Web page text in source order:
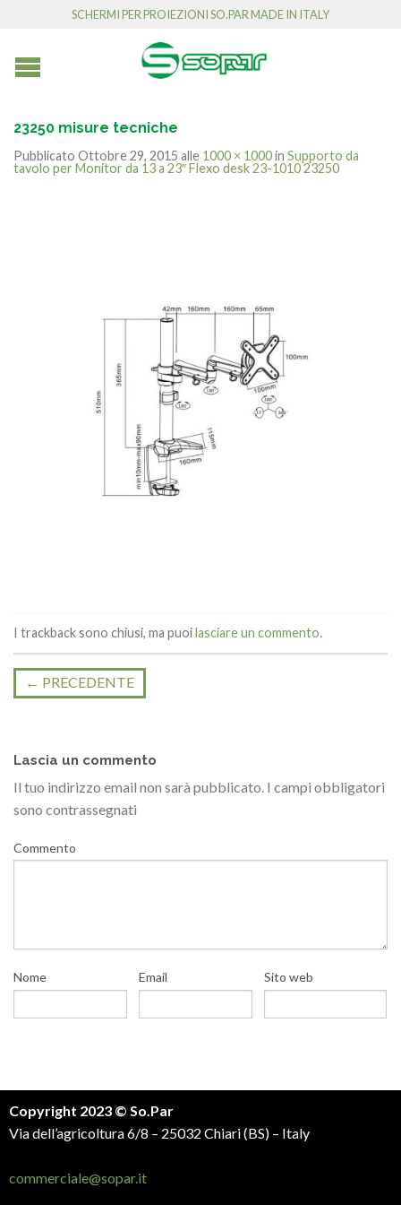
SCHERMI PER PROIEZIONI SO.PAR MADE IN ITALY
23250 misure tecniche
Pubblicato Ottobre 29, 2015 alle 1000 × 1000in Supporto da
tavolo per Monitor da 13 a 23″ Flexo desk 23-1010 23250
I trackback sono chiusi, ma puoilasciare un commento.
← PRECEDENTE
Lascia un commento
Il tuo indirizzo email non sarà pubblicato. I campi obbligatori
sono contrassegnati
Commento
Nome Email Sito web
Copyright 2023 © So.Par
Via dell’agricoltura 6/8 – 25032 Chiari (BS) – Italy
commerciale@sopar.it